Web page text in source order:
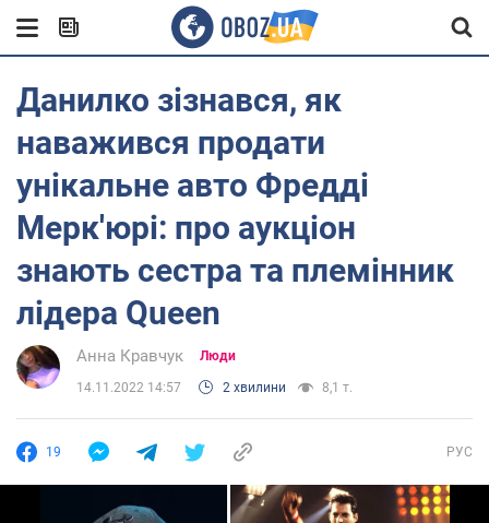
Данилко зізнався, як
наважився продати
унікальне авто Фредді
Мерк'юрі: про аукціон
знають сестра та племінник
лідера Queen
Анна Кравчук Люди
14.11.2022 14:57 2 хвилини 8,1 т.
19 РУС